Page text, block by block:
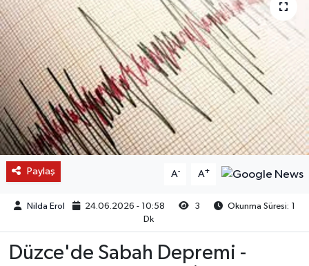
Paylaş A- A+
Nilda Erol 24.06.2026 - 10:58 3
Okunma Süresi: 1
Dk
Düzce'de Sabah Depremi -